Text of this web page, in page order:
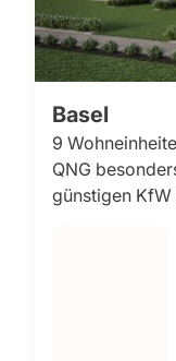
Basel
9
QNG
günstigen